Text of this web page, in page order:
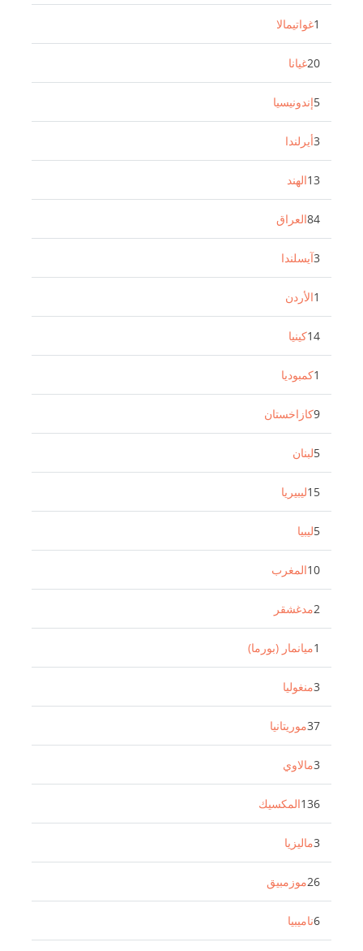
غواتيمالا1
غيانا20
إندونيسيا5
أيرلندا3
الهند13
العراق84
آيسلندا3
الأردن1
كينيا14
كمبوديا1
كازاخستان9
لبنان5
ليبيريا15
ليبيا5
المغرب10
مدغشقر2
ميانمار (بورما)1
منغوليا3
موريتانيا37
مالاوي3
المكسيك136
ماليزيا3
موزمبيق26
ناميبيا6